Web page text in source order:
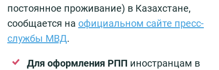
постоянное проживание) в Казахстане,
сообщается на официальном сайте пресс-
службы МВД.
Для оформления РПП иностранцам в